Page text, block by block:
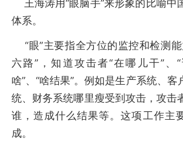
王海涛用“眼脑手”来形象的比喻中
体系。
“眼”主要指全方位的监控和检测能
六路”，知道攻击者“在哪儿干”、
啥”、“啥结果”。例如是生产系统、
统、财务系统哪里瘦受到攻击，攻击
谁，造成什么结果等。这项工作主
成。